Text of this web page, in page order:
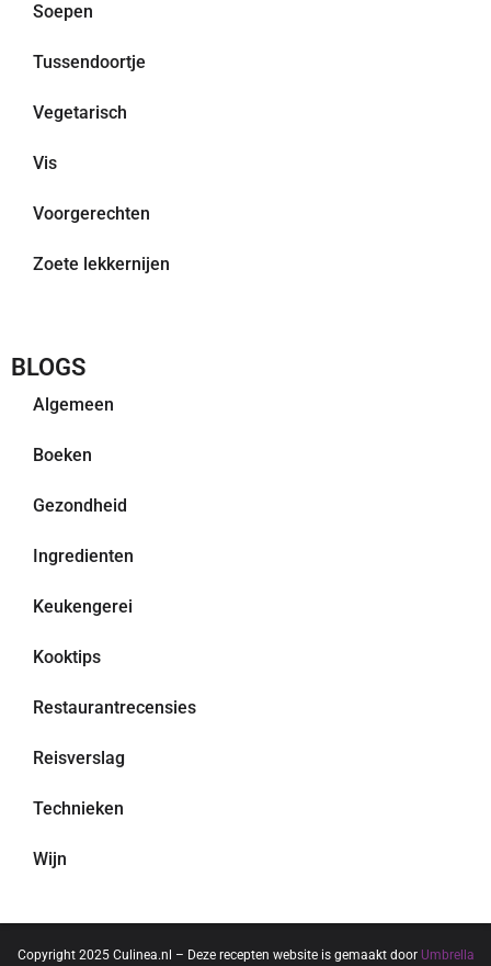
Soepen
Tussendoortje
Vegetarisch
Vis
Voorgerechten
Zoete lekkernijen
BLOGS
Algemeen
Boeken
Gezondheid
Ingredienten
Keukengerei
Kooktips
Restaurantrecensies
Reisverslag
Technieken
Wijn
Copyright 2025 Culinea.nl – Deze recepten website is gemaakt door Umbrella